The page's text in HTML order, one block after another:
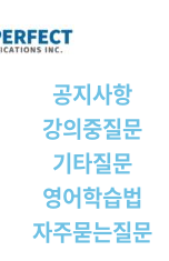
공지사항
강의중질문
기타질문
영어학습법
자주묻는질문